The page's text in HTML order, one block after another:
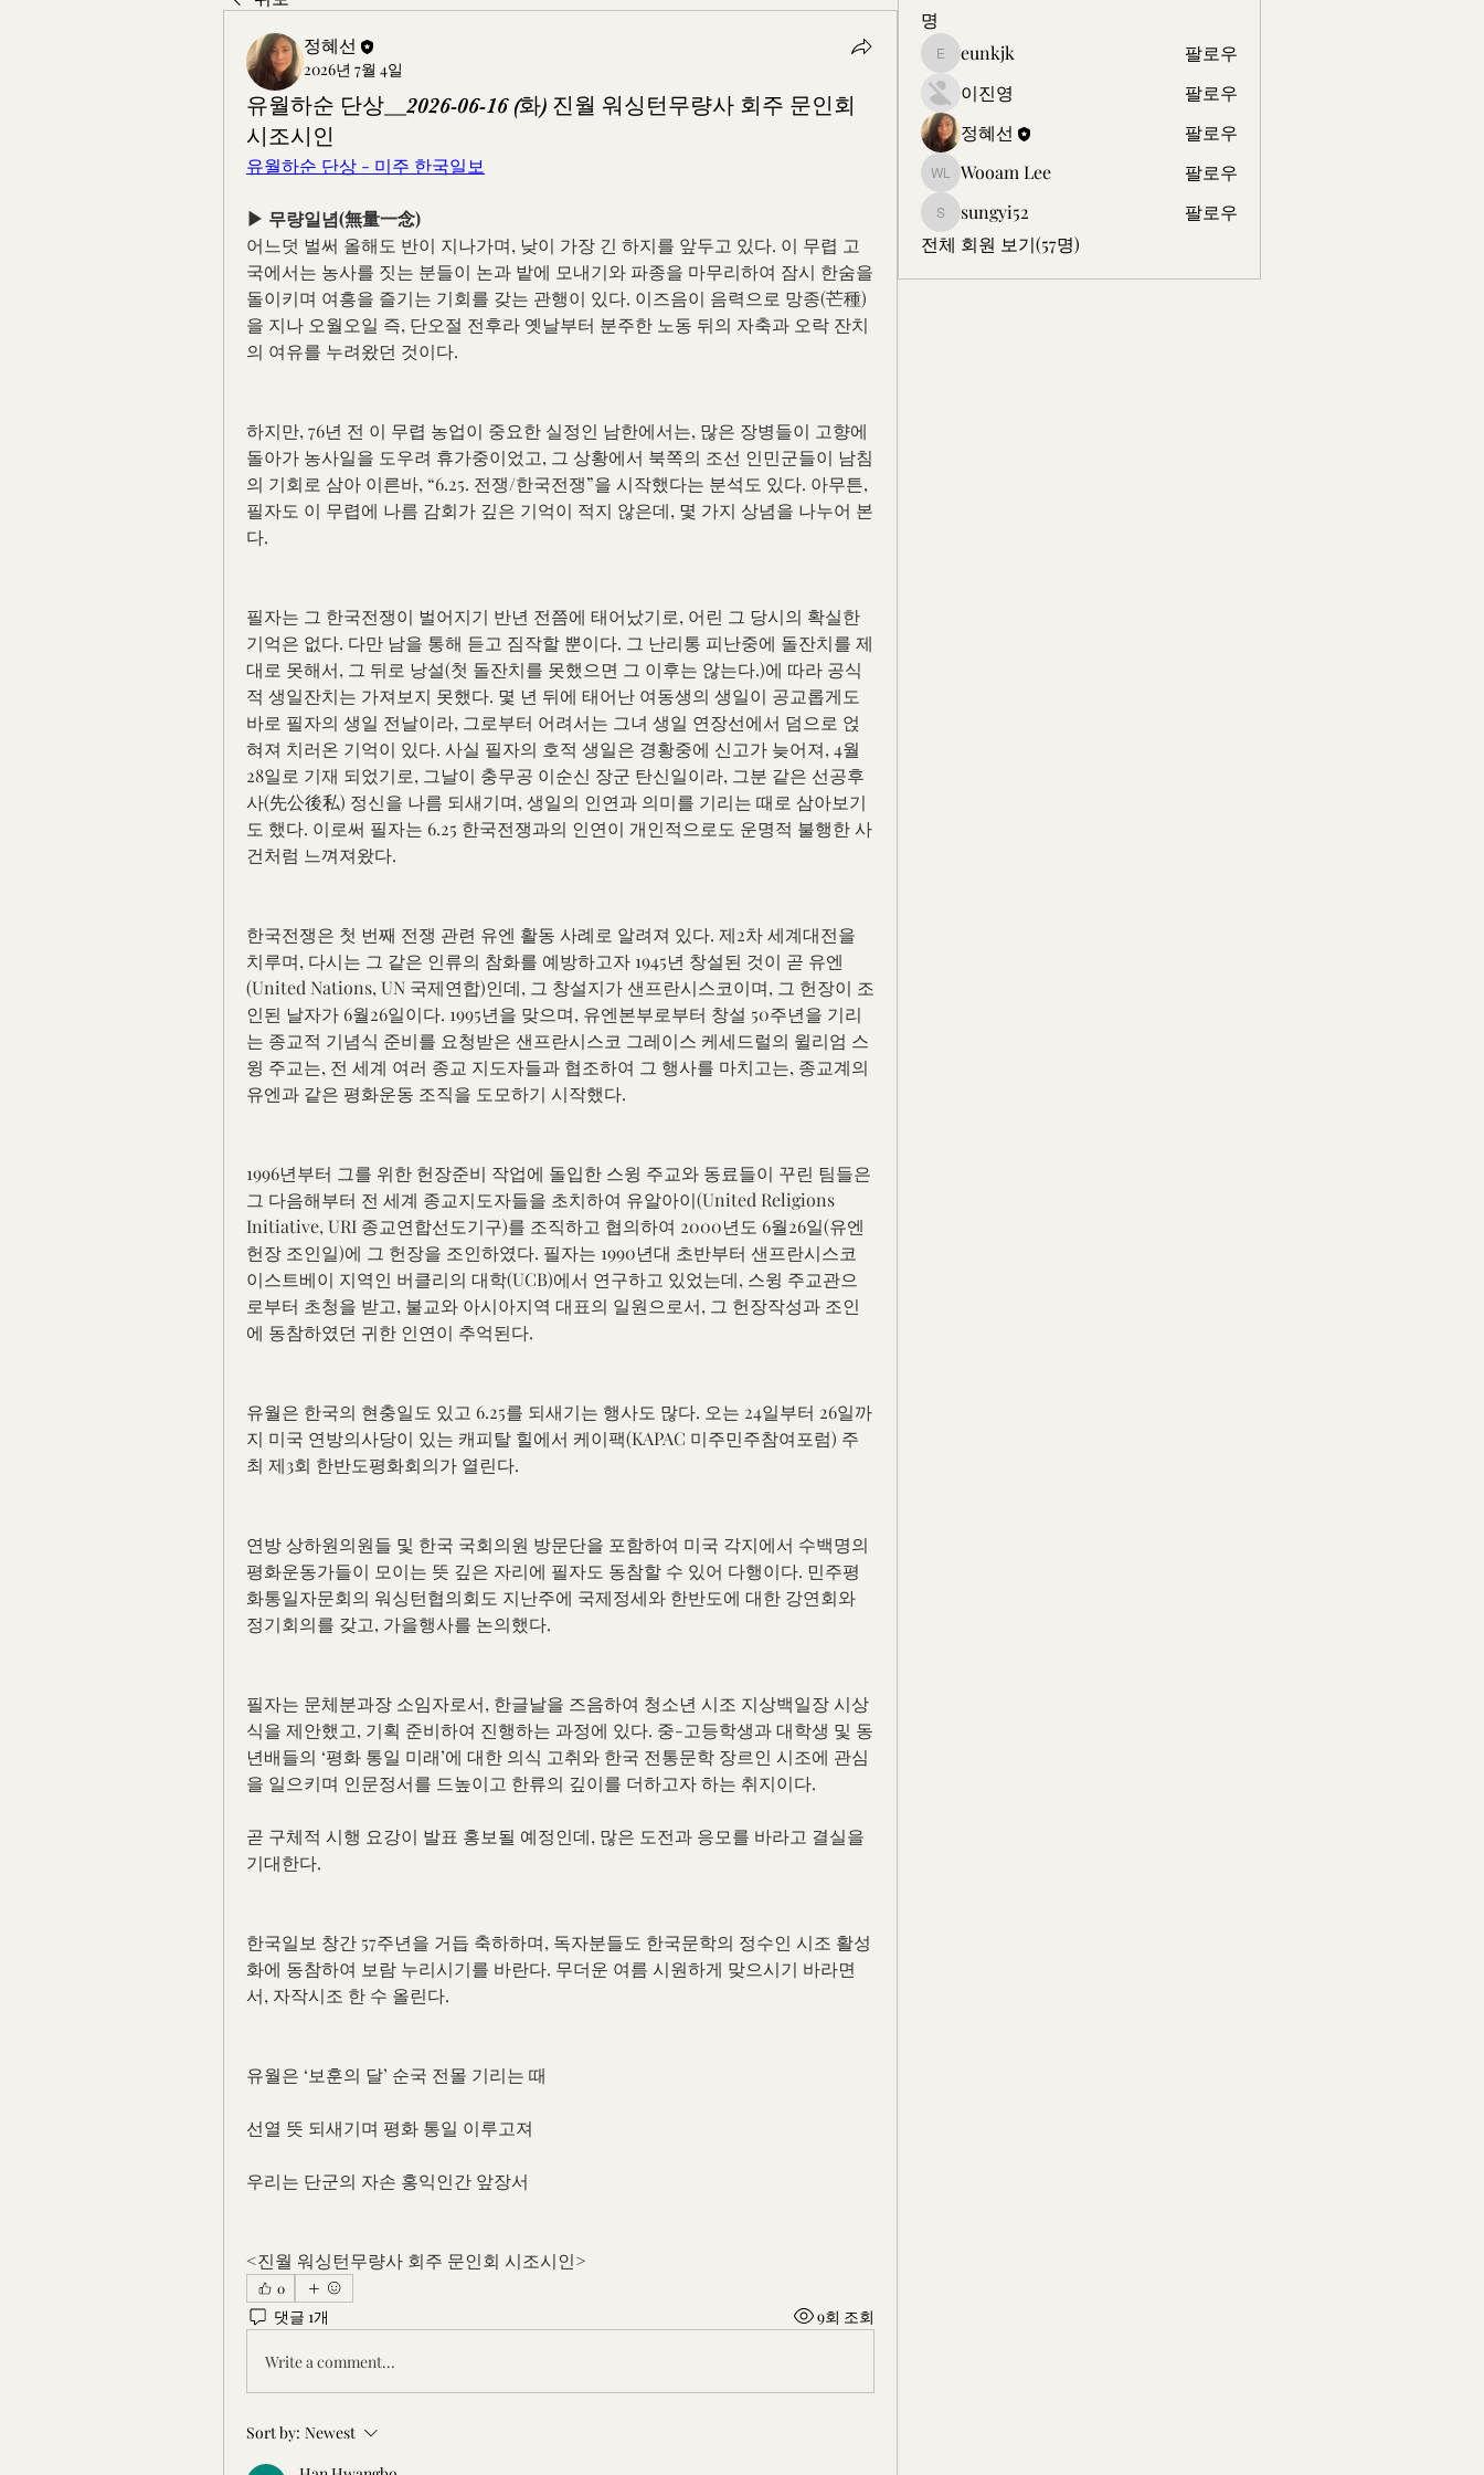
정혜선
2026년 7월 4일
유월하순 단상__2026-06-16 (화) 진월 워싱턴무량사 회주 문인회
시조시인
유월하순 단상 - 미주 한국일보
▶ 무량일념(無量一念)
어느덧 벌써 올해도 반이 지나가며, 낮이 가장 긴 하지를 앞두고 있다. 이 무렵 고
국에서는 농사를 짓는 분들이 논과 밭에 모내기와 파종을 마무리하여 잠시 한숨을
돌이키며 여흥을 즐기는 기회를 갖는 관행이 있다. 이즈음이 음력으로 망종(芒種)
을 지나 오월오일 즉, 단오절 전후라 옛날부터 분주한 노동 뒤의 자축과 오락 잔치
의 여유를 누려왔던 것이다.
하지만, 76년 전 이 무렵 농업이 중요한 실정인 남한에서는, 많은 장병들이 고향에
돌아가 농사일을 도우려 휴가중이었고, 그 상황에서 북쪽의 조선 인민군들이 남침
의 기회로 삼아 이른바, “6.25. 전쟁/한국전쟁”을 시작했다는 분석도 있다. 아무튼,
필자도 이 무렵에 나름 감회가 깊은 기억이 적지 않은데, 몇 가지 상념을 나누어 본
다.
필자는 그 한국전쟁이 벌어지기 반년 전쯤에 태어났기로, 어린 그 당시의 확실한
기억은 없다. 다만 남을 통해 듣고 짐작할 뿐이다. 그 난리통 피난중에 돌잔치를 제
대로 못해서, 그 뒤로 낭설(첫 돌잔치를 못했으면 그 이후는 않는다.)에 따라 공식
적 생일잔치는 가져보지 못했다. 몇 년 뒤에 태어난 여동생의 생일이 공교롭게도
바로 필자의 생일 전날이라, 그로부터 어려서는 그녀 생일 연장선에서 덤으로 얹
혀져 치러온 기억이 있다. 사실 필자의 호적 생일은 경황중에 신고가 늦어져, 4월
28일로 기재 되었기로, 그날이 충무공 이순신 장군 탄신일이라, 그분 같은 선공후
사(先公後私) 정신을 나름 되새기며, 생일의 인연과 의미를 기리는 때로 삼아보기
도 했다. 이로써 필자는 6.25 한국전쟁과의 인연이 개인적으로도 운명적 불행한 사
건처럼 느껴져왔다.
한국전쟁은 첫 번째 전쟁 관련 유엔 활동 사례로 알려져 있다. 제2차 세계대전을
치루며, 다시는 그 같은 인류의 참화를 예방하고자 1945년 창설된 것이 곧 유엔
(United Nations, UN 국제연합)인데, 그 창설지가 샌프란시스코이며, 그 헌장이 조
인된 날자가 6월26일이다. 1995년을 맞으며, 유엔본부로부터 창설 50주년을 기리
는 종교적 기념식 준비를 요청받은 샌프란시스코 그레이스 케세드럴의 윌리엄 스
윙 주교는, 전 세계 여러 종교 지도자들과 협조하여 그 행사를 마치고는, 종교계의
유엔과 같은 평화운동 조직을 도모하기 시작했다.
1996년부터 그를 위한 헌장준비 작업에 돌입한 스윙 주교와 동료들이 꾸린 팀들은
그 다음해부터 전 세계 종교지도자들을 초치하여 유알아이(United Religions
Initiative, URI 종교연합선도기구)를 조직하고 협의하여 2000년도 6월26일(유엔
헌장 조인일)에 그 헌장을 조인하였다. 필자는 1990년대 초반부터 샌프란시스코
이스트베이 지역인 버클리의 대학(UCB)에서 연구하고 있었는데, 스윙 주교관으
로부터 초청을 받고, 불교와 아시아지역 대표의 일원으로서, 그 헌장작성과 조인
에 동참하였던 귀한 인연이 추억된다.
유월은 한국의 현충일도 있고 6.25를 되새기는 행사도 많다. 오는 24일부터 26일까
지 미국 연방의사당이 있는 캐피탈 힐에서 케이팩(KAPAC 미주민주참여포럼) 주
최 제3회 한반도평화회의가 열린다.
연방 상하원의원들 및 한국 국회의원 방문단을 포함하여 미국 각지에서 수백명의
평화운동가들이 모이는 뜻 깊은 자리에 필자도 동참할 수 있어 다행이다. 민주평
화통일자문회의 워싱턴협의회도 지난주에 국제정세와 한반도에 대한 강연회와
정기회의를 갖고, 가을행사를 논의했다.
필자는 문체분과장 소임자로서, 한글날을 즈음하여 청소년 시조 지상백일장 시상
식을 제안했고, 기획 준비하여 진행하는 과정에 있다. 중-고등학생과 대학생 및 동
년배들의 ‘평화 통일 미래’에 대한 의식 고취와 한국 전통문학 장르인 시조에 관심
을 일으키며 인문정서를 드높이고 한류의 깊이를 더하고자 하는 취지이다.
곧 구체적 시행 요강이 발표 홍보될 예정인데, 많은 도전과 응모를 바라고 결실을
기대한다.
한국일보 창간 57주년을 거듭 축하하며, 독자분들도 한국문학의 정수인 시조 활성
화에 동참하여 보람 누리시기를 바란다. 무더운 여름 시원하게 맞으시기 바라면
서, 자작시조 한 수 올린다.
유월은 ‘보훈의 달’ 순국 전몰 기리는 때
선열 뜻 되새기며 평화 통일 이루고져
우리는 단군의 자손 홍익인간 앞장서
<진월 워싱턴무량사 회주 문인회 시조시인>
0
댓글 1개 9회 조회
Write a comment...
Sort by: Newest
명
eunkjk
eunkjk
팔로우
이진영
팔로우
정혜선
팔로우
Wooam Lee
Wooam Lee 팔로우
sungyi52
sungyi52
팔로우
전체 회원 보기(57명)